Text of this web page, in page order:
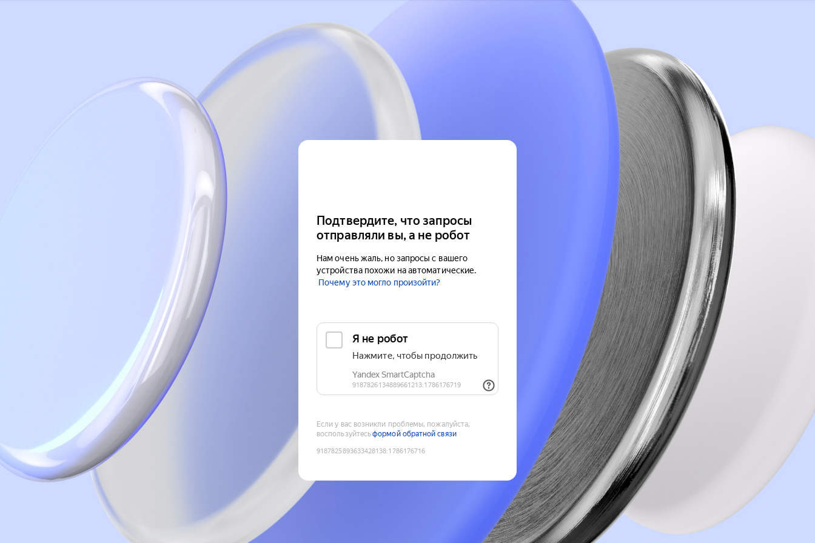
Подтвердите, что запросы
отправляли вы, а не робот
Нам очень жаль, но запросы с вашего
устройства похожи на автоматические.
Почему это могло произойти?
Если у вас возникли проблемы, пожалуйста,
воспользуйтесьформой обратной связи
9187825893633428138:1786176716